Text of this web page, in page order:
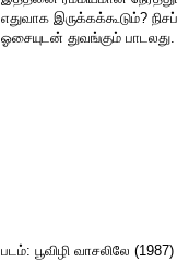
எதுவாக இருக்கக்கூடும்?
ஓசையுடன் துவங்கும் பாடலது.
படம்: பூவிழி வாசலிலே